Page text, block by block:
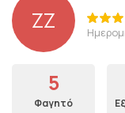
ZZ
5
Φαγητό